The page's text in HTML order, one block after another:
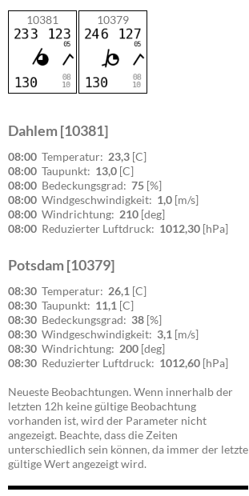
10381 10379
Dahlem [10381]
08:00 Temperatur: 23,3 [C]
08:00 Taupunkt: 13,0 [C]
08:00 Bedeckungsgrad: 75 [%]
08:00 Windgeschwindigkeit: 1,0 [m/s]
08:00 Windrichtung: 210 [deg]
08:00 Reduzierter Luftdruck: 1012,30 [hPa]
Potsdam [10379]
08:30 Temperatur: 26,1 [C]
08:30 Taupunkt: 11,1 [C]
08:30 Bedeckungsgrad: 38 [%]
08:30 Windgeschwindigkeit: 3,1 [m/s]
08:30 Windrichtung: 200 [deg]
08:30 Reduzierter Luftdruck: 1012,60 [hPa]
Neueste Beobachtungen. Wenn innerhalb der
letzten 12h keine gültige Beobachtung
vorhanden ist, wird der Parameter nicht
angezeigt. Beachte, dass die Zeiten
unterschiedlich sein können, da immer der letzte
gültige Wert angezeigt wird.